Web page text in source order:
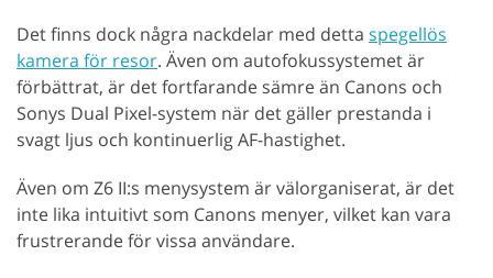
Det finns dock några nackdelar med detta spegellös
kamera för resor. Även om autofokussystemet är
förbättrat, är det fortfarande sämre än Canons och
Sonys Dual Pixel-system när det gäller prestanda i
svagt ljus och kontinuerlig AF-hastighet.
Även om Z6 II:s menysystem är välorganiserat, är det
inte lika intuitivt som Canons menyer, vilket kan vara
frustrerande för vissa användare.